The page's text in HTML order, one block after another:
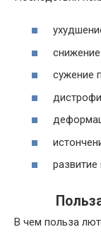
сужение
развитие
В чем польза